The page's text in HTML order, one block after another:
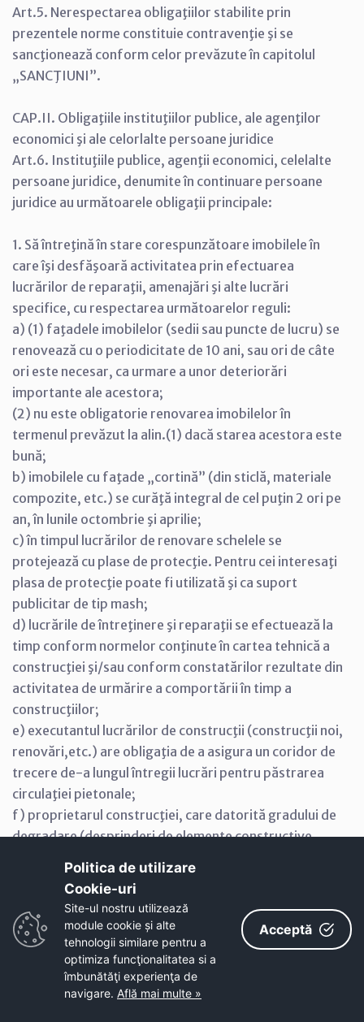
Art.5. Nerespectarea obligaţiilor stabilite prin
prezentele norme constituie contravenţie şi se
sancţionează conform celor prevăzute în capitolul
„SANCŢIUNI”.
CAP.II. Obligaţiile instituţiilor publice, ale agenţilor
economici şi ale celorlalte persoane juridice
Art.6. Instituţiile publice, agenţii economici, celelalte
persoane juridice, denumite în continuare persoane
juridice au următoarele obligaţii principale:
1. Să întreţină în stare corespunzătoare imobilele în
care îşi desfăşoară activitatea prin efectuarea
lucrărilor de reparaţii, amenajări şi alte lucrări
specifice, cu respectarea următoarelor reguli:
a) (1) faţadele imobilelor (sedii sau puncte de lucru) se
renovează cu o periodicitate de 10 ani, sau ori de câte
ori este necesar, ca urmare a unor deteriorări
importante ale acestora;
(2) nu este obligatorie renovarea imobilelor în
termenul prevăzut la alin.(1) dacă starea acestora este
bună;
b) imobilele cu faţade „cortină” (din sticlă, materiale
compozite, etc.) se curăţă integral de cel puţin 2 ori pe
an, în lunile octombrie şi aprilie;
c) în timpul lucrărilor de renovare schelele se
protejează cu plase de protecţie. Pentru cei interesaţi
plasa de protecţie poate fi utilizată şi ca suport
publicitar de tip mash;
d) lucrările de întreţinere şi reparaţii se efectuează la
timp conform normelor conţinute în cartea tehnică a
construcţiei şi/sau conform constatărilor rezultate din
activitatea de urmărire a comportării în timp a
construcţiilor;
e) executantul lucrărilor de construcţii (construcţii noi,
renovări,etc.) are obligaţia de a asigura un coridor de
trecere de-a lungul întregii lucrări pentru păstrarea
circulaţiei pietonale;
f) proprietarul construcţiei, care datorită gradului de
degradare (desprinderi de elemente constructive,
obligaţia de a interveni imediat în remedierea
deficienţelor şi totodată de a marca şi izola zona
expusă;
g) lucrările de reconstruire, consolidare,
transformare, extindere, desfiinţare se efectuează pe
baza proiectului tehnic întocmit de persoane
autorizate şi pe baza autorizaţiei de construire, cu
Politica de utilizare
Cookie-uri‎
Site-ul nostru utilizează
module cookie și alte
tehnologii similare pentru a
optimiza funcţionalitatea si a
îmbunătăţi experienţa de
navigare. Află mai multe »
Acceptă